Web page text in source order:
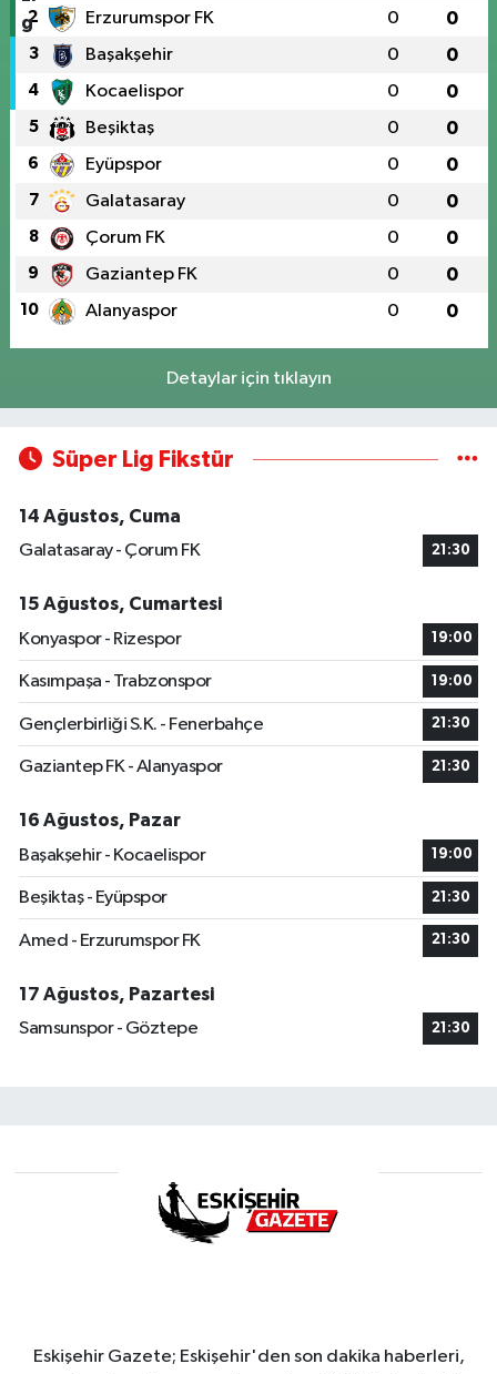
2 Erzurumspor FK 0 0
3 Başakşehir 0 0
4 Kocaelispor 0 0
5 Beşiktaş 0 0
6 Eyüpspor 0 0
7 Galatasaray 0 0
8 Çorum FK 0 0
9 Gaziantep FK 0 0
10 Alanyaspor 0 0
Detaylar için tıklayın
Süper Lig Fikstür
14 Ağustos, Cuma
Galatasaray - Çorum FK
21:30
15 Ağustos, Cumartesi
Konyaspor - Rizespor
19:00
Kasımpaşa - Trabzonspor 19:00
Gençlerbirliği S.K. - Fenerbahçe 21:30
Gaziantep FK - Alanyaspor 21:30
16 Ağustos, Pazar
Başakşehir - Kocaelispor
19:00
Beşiktaş - Eyüpspor 21:30
Amed - Erzurumspor FK 21:30
17 Ağustos, Pazartesi
Samsunspor - Göztepe
21:30
Eskişehir Gazete; Eskişehir'den son dakika haberleri,